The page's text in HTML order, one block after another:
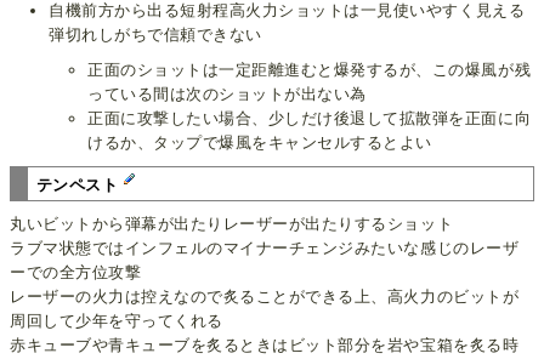
自機前方から出る短射程高火力ショットは一見使いやすく見える
弾切れしがちで信頼できない
正面のショットは一定距離進むと爆発するが、この爆風が残
っている間は次のショットが出ない為
正面に攻撃したい場合、少しだけ後退して拡散弾を正面に向
けるか、タップで爆風をキャンセルするとよい
テンペスト
丸いビットから弾幕が出たりレーザーが出たりするショット
ラブマ状態ではインフェルのマイナーチェンジみたいな感じのレーザ
ーでの全方位攻撃
レーザーの火力は控えなので炙ることができる上、高火力のビットが
周回して少年を守ってくれる
赤キューブや青キューブを炙るときはビット部分を岩や宝箱を炙る時